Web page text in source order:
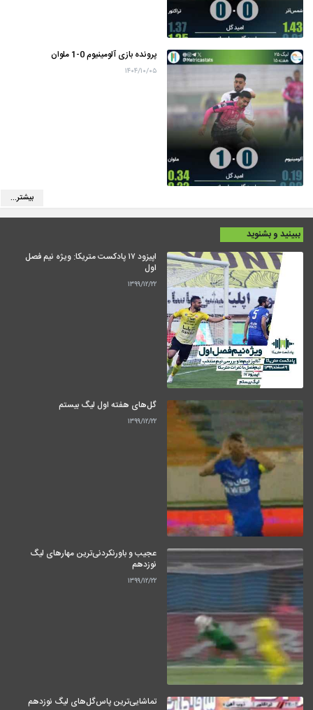
پرونده بازی آلومینیوم 0-1 ملوان
۱۴۰۴/۱۰/۰۵
بیشتر...
ببینید و بشنوید
اپیزود ۱۷ پادکست متریکا: ویژه نیم فصل
اول
۱۳۹۹/۱۲/۲۲
گل‌های هفته اول لیگ بیستم
۱۳۹۹/۱۲/۲۲
عجیب و باورنکردنی‌ترین مهارهای لیگ
نوزدهم
۱۳۹۹/۱۲/۲۲
تماشایی‌ترین پاس‌گل‌های لیگ نوزدهم